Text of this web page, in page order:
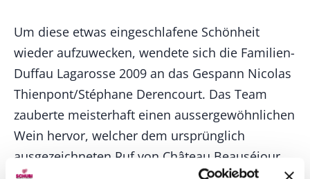
Um diese etwas eingeschlafene Schönheit
wieder aufzuwecken, wendete sich die Familien-
Duffau Lagarosse 2009 an das Gespann Nicolas
Thienpont/Stéphane Derencourt. Das Team
zauberte meisterhaft einen aussergewöhnlichen
Wein hervor, welcher dem ursprünglich
ausgezeichneten Ruf von Château Beauséjour